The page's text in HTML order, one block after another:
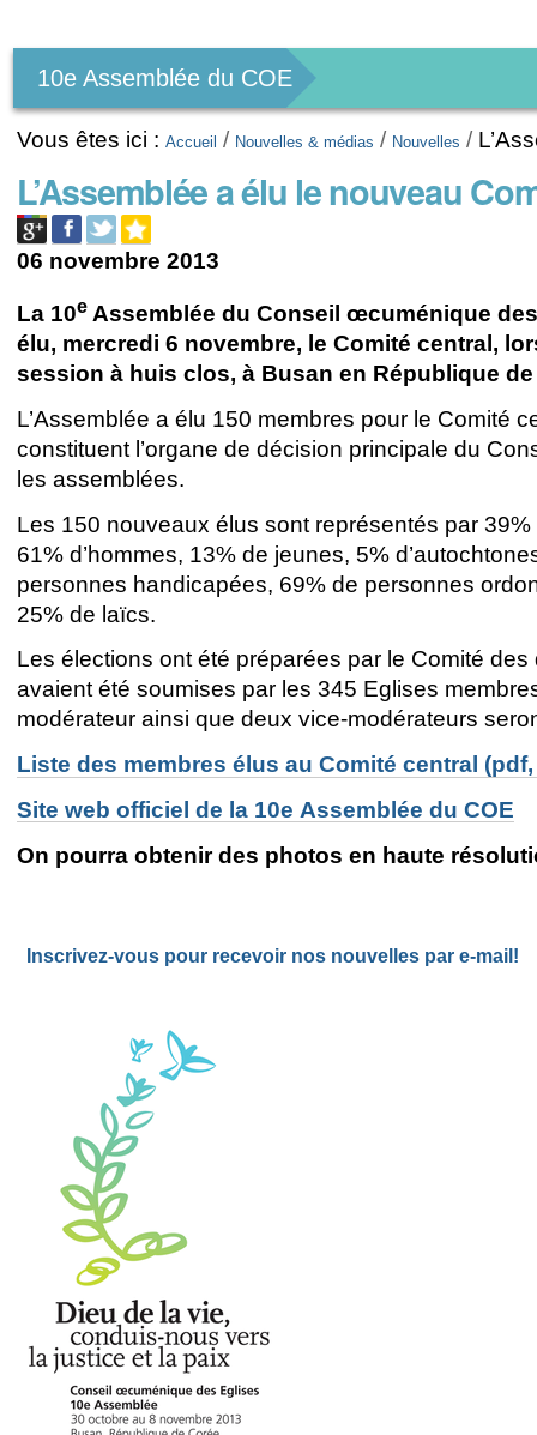
personnels
10e Assemblée du COE
Vous êtes ici : Accueil / Nouvelles & médias / Nouvelles /
L’Assemblée a élu le nouveau
06 novembre 2013
La 10e Assemblée du Conseil œcuménique
élu, mercredi 6 novembre, le Comité central,
session à huis clos, à Busan en République de
L’Assemblée a élu 150 membres pour le Comité
constituent l’organe de décision principale du
les assemblées.
Les 150 nouveaux élus sont représentés par
61% d’hommes, 13% de jeunes, 5%
personnes handicapées, 69% de personnes
25% de laïcs.
Les élections ont été préparées par le Comité
avaient été soumises par les 345 Eglises
modérateur ainsi que deux vice-modérateurs
Liste des membres élus au Comité central (pdf,
Site web officiel de la 10e Assemblée du COE
On pourra obtenir des photos en haute
Inscrivez-vous pour recevoir nos nouvelles par e-mail!